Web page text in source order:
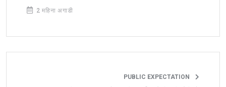
2 महिना अगाडी
PUBLIC EXPECTATION